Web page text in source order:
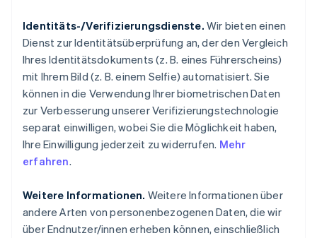
Identitäts-/Verifizierungsdienste. Wir bieten einen
Dienst zur Identitätsüberprüfung an, der den Vergleich
Ihres Identitätsdokuments (z. B. eines Führerscheins)
mit Ihrem Bild (z. B. einem Selfie) automatisiert. Sie
können in die Verwendung Ihrer biometrischen Daten
zur Verbesserung unserer Verifizierungstechnologie
separat einwilligen, wobei Sie die Möglichkeit haben,
Ihre Einwilligung jederzeit zu widerrufen. Mehr
erfahren.
Weitere Informationen. Weitere Informationen über
andere Arten von personenbezogenen Daten, die wir
über Endnutzer/innen erheben können, einschließlich